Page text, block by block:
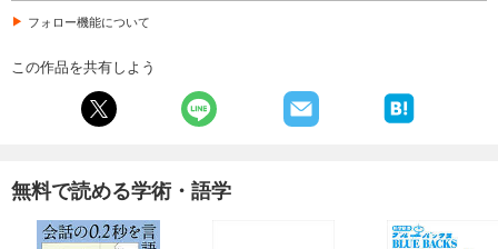
フォロー機能について
この作品を共有しよう
無料で読める学術・語学